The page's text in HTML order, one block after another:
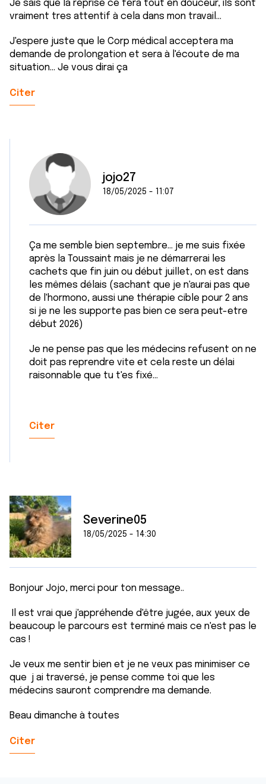
ou qu'ils ont collectées lors de votre utilisation de leurs
services.
Je sais que la reprise ce fera tout en douceur, ils sont
vraiment tres attentif à cela dans mon travail...
J'espere juste que le Corp médical acceptera ma
demande de prolongation et sera à l'écoute de ma
situation... Je vous dirai ça
Citer
jojo27
18/05/2025 - 11:07
Ça me semble bien septembre... je me suis fixée
après la Toussaint mais je ne démarrerai les
cachets que fin juin ou début juillet, on est dans
les mêmes délais (sachant que je n'aurai pas que
de l'hormono, aussi une thérapie cible pour 2 ans
si je ne les supporte pas bien ce sera peut-etre
début 2026)
Je ne pense pas que les médecins refusent on ne
doit pas reprendre vite et cela reste un délai
raisonnable que tu t'es fixé...
Citer
Severine05
18/05/2025 - 14:30
Bonjour Jojo, merci pour ton message..
Il est vrai que j'appréhende d'être jugée, aux yeux de
beaucoup le parcours est terminé mais ce n'est pas le
cas !
Je veux me sentir bien et je ne veux pas minimiser ce
que j ai traversé, je pense comme toi que les
médecins sauront comprendre ma demande.
Beau dimanche à toutes
Citer